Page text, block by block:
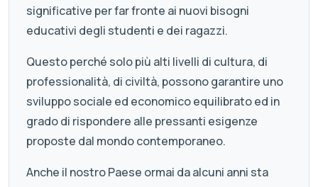
significative per far fronte ai nuovi bisogni
educativi degli studenti e dei ragazzi.
Questo perché solo più alti livelli di cultura, di
professionalità, di civiltà, possono garantire uno
sviluppo sociale ed economico equilibrato ed in
grado di rispondere alle pressanti esigenze
proposte dal mondo contemporaneo.
Anche il nostro Paese ormai da alcuni anni sta